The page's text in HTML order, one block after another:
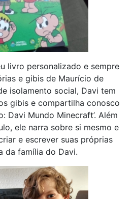
livro personalizado e sempre
e gibis de Maurício de
isolamento social, Davi tem
gibis e compartilha conosco
Davi Mundo Minecraft’. Além
ele narra sobre si mesmo e
e escrever suas próprias
da família do Davi.